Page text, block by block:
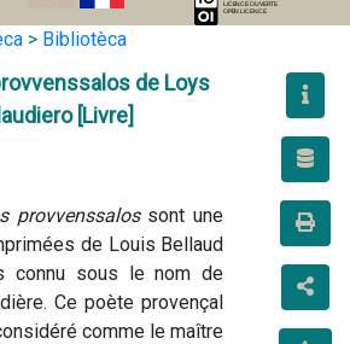
> Bibliotèca
de Loys
[Livre]
provvenssalos sont une
de Louis Bellaud
connu sous le nom de
Ce poète provençal
comme le maître